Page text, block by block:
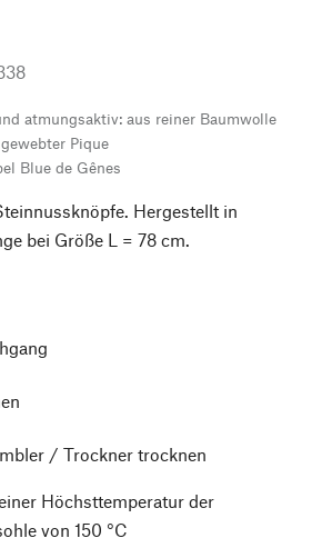
atmungsaktiv: aus reiner Baumwolle
Pique
Blue de Gênes
Hergestellt in
bei Größe L = 78 cm.
/ Trockner trocknen
Höchsttemperatur der
von 150 °C